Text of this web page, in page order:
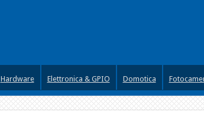
Hardware Elettronica & GPIO Domotica